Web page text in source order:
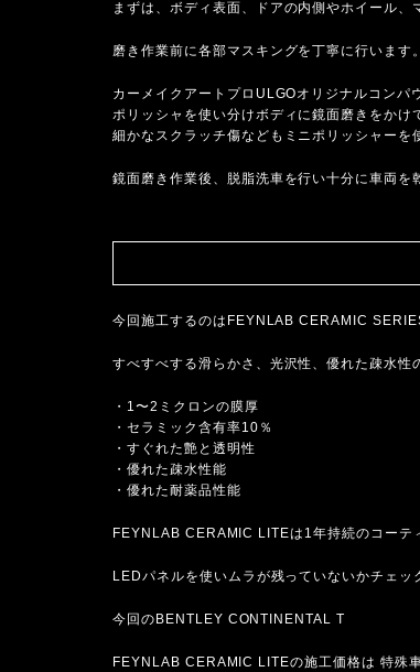
まずは、ボディ表面、ドアの内側やホイール、
磨き作業前に各部マスキングを丁寧に行います。
カーメイクアートプロULGOオリジナルコン
ポリッシャを使い分けボディに鏡面磨きをかけ
細かなスクラッチ傷などもミニポリッシャーを
鏡面磨き作業後、脱脂洗車を行い十分に車両を
今回施工するのはFEYNLAB CERAMIC
すべすべする滑らかさ、光沢性、優れた疎水性
・1〜2ミクロンの膜厚
・セラミック含有率10％
・すぐれた艶と透明性
・優れた疎水性能
・優れた耐薬品性能
FEYNLAB CERAMIC LITEは1年持続のコーテ
LEDパネルを使いムラが残っていないかチェッ
今回のBENTLEY CONTINENTAL T
FEYNLAB CERAMIC LITEの施工価格は 特殊